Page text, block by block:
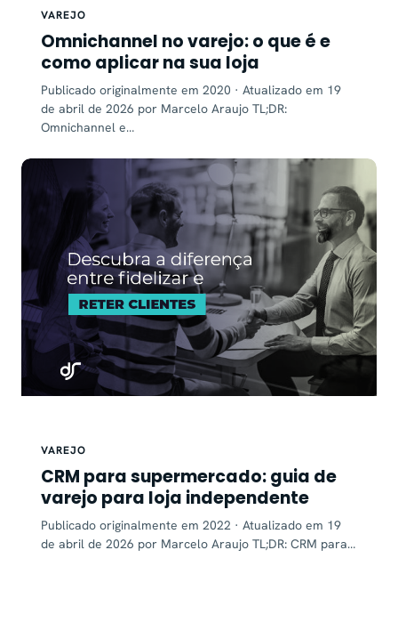
VAREJO
Omnichannel no varejo: o que é e
como aplicar na sua loja
Publicado originalmente em 2020 · Atualizado em 19
de abril de 2026 por Marcelo Araujo TL;DR:
Omnichannel e…
VAREJO
CRM para supermercado: guia de
varejo para loja independente
Publicado originalmente em 2022 · Atualizado em 19
de abril de 2026 por Marcelo Araujo TL;DR: CRM para…